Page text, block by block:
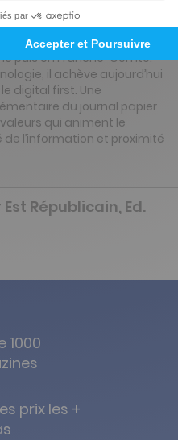
de ses
qui l’ont fabriqué
aspirations de ses
puis en Franche-Comté.
il achève aujourd’hui
digital first. Une
du journal papier
qui animent le
de l’information et proximité
Républicain, Ed.
1000
prix les +